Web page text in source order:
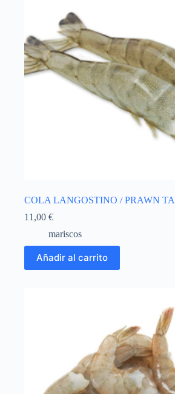
COLA LANGOSTINO / PRAWN
11,00 €
mariscos
Añadir al carrito